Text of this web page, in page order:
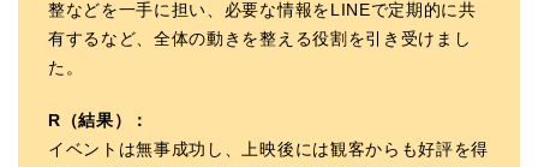
整などを一手に担い、必要な情報をLINEで定期的に共
有するなど、全体の動きを整える役割を引き受けまし
た。
R（結果）：
イベントは無事成功し、上映後には観客からも好評を得